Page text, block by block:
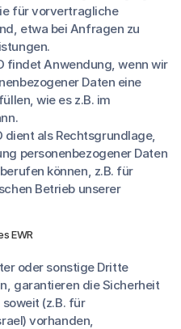
für vorvertragliche
etwa bei Anfragen zu
findet Anwendung, wenn wir
Daten eine
wie es z.B. im
dient als Rechtsgrundlage,
personenbezogener Daten
können, z.B. für
Betrieb unserer
EWR
oder sonstige Dritte
garantieren die Sicherheit
(z.B. für
vorhanden,